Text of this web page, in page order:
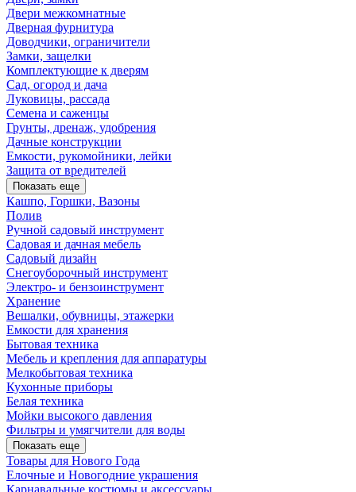
Двери межкомнатные
Дверная фурнитура
Доводчики, ограничители
Замки, защелки
Комплектующие к дверям
Сад, огород и дача
Луковицы, рассада
Семена и саженцы
Грунты, дренаж, удобрения
Дачные конструкции
Емкости, рукомойники, лейки
Защита от вредителей
Показать еще
Кашпо, Горшки, Вазоны
Полив
Ручной садовый инструмент
Садовая и дачная мебель
Садовый дизайн
Снегоуборочный инструмент
Электро- и бензоинструмент
Хранение
Вешалки, обувницы, этажерки
Емкости для хранения
Бытовая техника
Мебель и крепления для аппаратуры
Мелкобытовая техника
Кухонные приборы
Белая техника
Мойки высокого давления
Фильтры и умягчители для воды
Показать еще
Товары для Нового Года
Елочные и Новогодние украшения
Карнавальные костюмы и аксессуары